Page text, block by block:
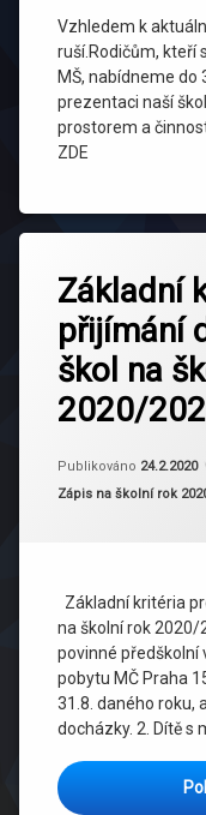
Vzhledem k
ruší.Rodičům, kteří
MŠ, nabídneme
prezentaci naší
prostorem a
ZDE
Základní
přijímání
škol na
2020/
Publikováno 24.2.2020
Kategorie:
Zápis na školní rok
Základní kritéria
na školní rok
povinné předškolní
pobytu MČ Praha
31.8. daného roku,
docházky. 2. Dítě s